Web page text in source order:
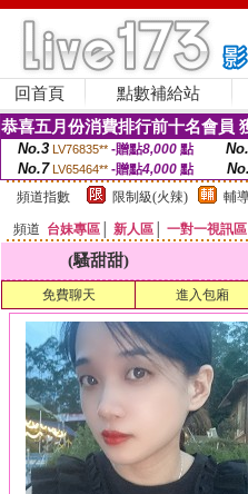
回首頁 點數補給站
恭喜五月份消費排行前十名會員
No.3 LV76835** -贈點8,000點
No.7 LV65464** -贈點4,000 點
頻道指數
限制級(火辣) 輔
頻道 台妹專區 新人區 一對一視訊區
(騷甜甜)
免費聊天 進入包廂